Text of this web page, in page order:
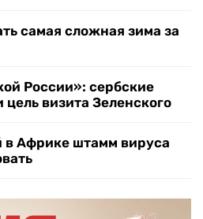
самая сложная зима за
России»: сербские
визита Зеленского
Африке штамм вируса